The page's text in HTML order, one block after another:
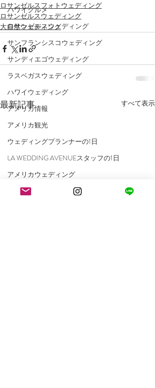
ハワイグルメ
ロサンゼルスウェディング
サンフランシスコウェディング
サンディエゴウェディング
ラスベガスウェディング
ハワイウェディング
アメリカ情報
アメリカ観光
ウェディングプランナーの1日
LA WEDDING AVENUEスタッフの1日
アメリカウェディング
大自然ウェディング
ロサンゼルスフォトウェディング
ロサンゼルスウェディング
大自然ウェディング
最新記事 すべて表示